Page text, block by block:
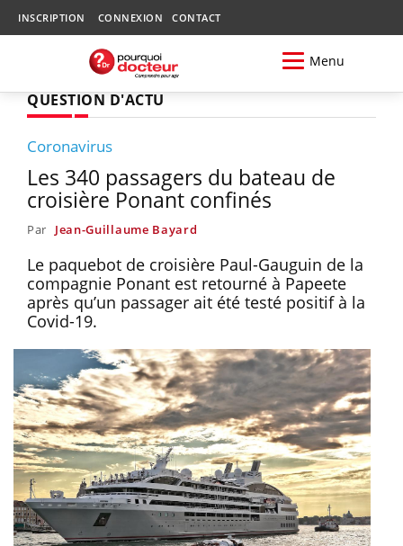
INSCRIPTION CONNEXION CONTACT
Menu
QUESTION D'ACTU
Coronavirus
Les 340 passagers du bateau de
croisière Ponant confinés
Par Jean-Guillaume Bayard
Le paquebot de croisière Paul-Gauguin de la
compagnie Ponant est retourné à Papeete
après qu’un passager ait été testé positif à la
Covid-19.